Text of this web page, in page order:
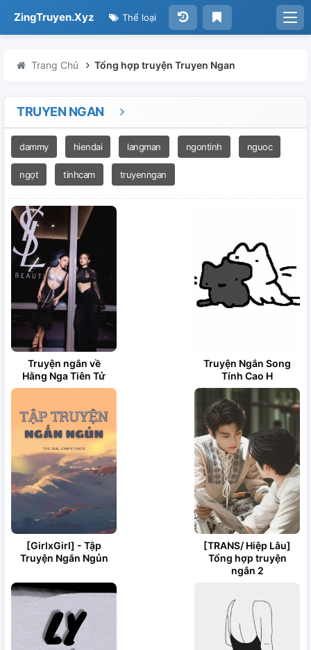
ZingTruyen.Xyz Thể loại
Trang Chủ Tổng hợp truyện Truyen Ngan
TRUYEN NGAN
dammy hiendai langman ngontinh nguoc
ngọt tinhcam truyenngan
Truyện ngắn về
Hằng Nga Tiên Tử
Truyện Ngắn Song
Tính Cao H
[GirlxGirl] - Tập
Truyện Ngắn Ngủn
[TRANS/ Hiệp Lâu]
Tổng hợp truyện
ngắn 2